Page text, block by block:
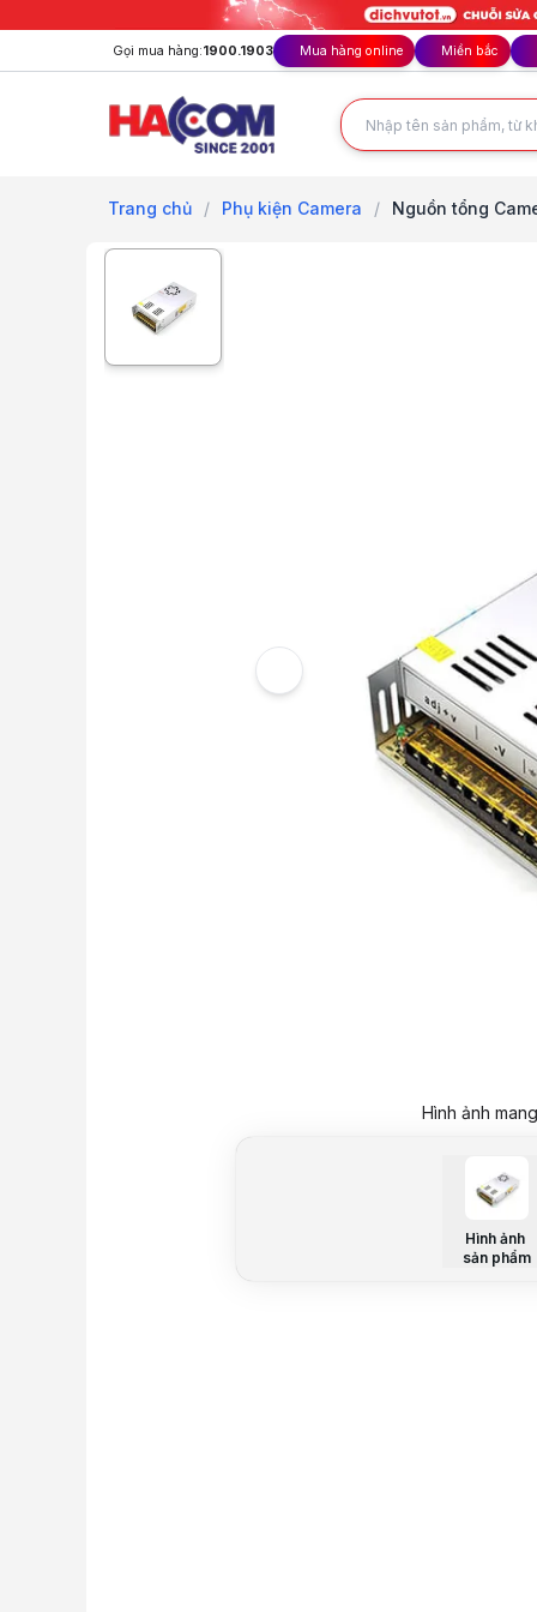
Gọi mua hàng:1900.1903 Mua hàng online Miền bắc
Trang chủ / Phụ kiện Camera / Nguồn tổng
Hình ảnh
Hình ảnh
sản phẩm